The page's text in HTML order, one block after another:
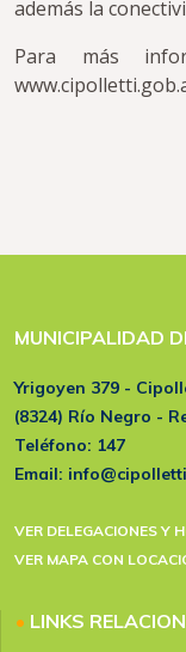
además la
Para más
MUNICIPALIDAD
Yrigoyen 379 -
(8324) Río Negro -
Teléfono: 147
Email:
VER DELEGACIONES Y
VER MAPA CON
• LINKS